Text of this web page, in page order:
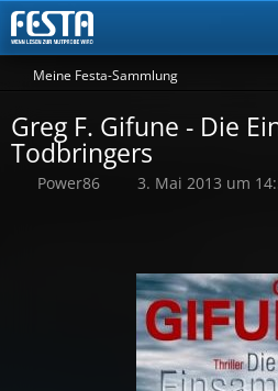
Meine Festa-Sammlung
Greg F. Gifune - Die
Todbringers
Power86 3. Mai 2013 um